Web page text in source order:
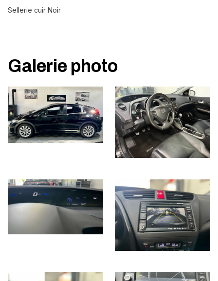
Sellerie cuir Noir
Galerie photo